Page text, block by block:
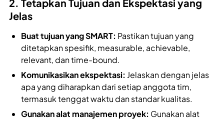
2. Tetapkan Tujuan dan Ekspektasi yang
Jelas
Buat tujuan yang SMART: Pastikan tujuan yang
ditetapkan spesifik, measurable, achievable,
relevant, dan time-bound.
Komunikasikan ekspektasi: Jelaskan dengan jelas
apa yang diharapkan dari setiap anggota tim,
termasuk tenggat waktu dan standar kualitas.
Gunakan alat manajemen proyek: Gunakan alat